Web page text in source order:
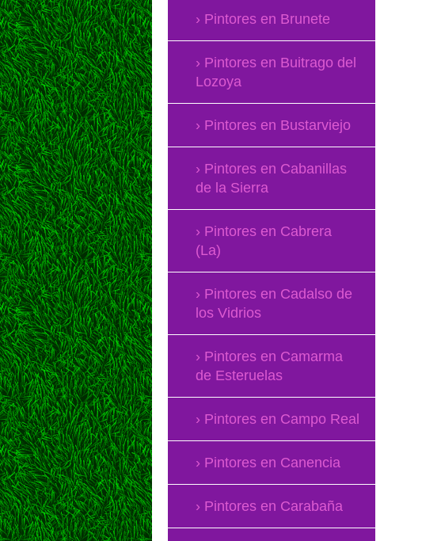
Pintores en Brunete
Pintores en Buitrago del
Lozoya
Pintores en Bustarviejo
Pintores en Cabanillas
de la Sierra
Pintores en Cabrera
(La)
Pintores en Cadalso de
los Vidrios
Pintores en Camarma
de Esteruelas
Pintores en Campo Real
Pintores en Canencia
Pintores en Carabaña